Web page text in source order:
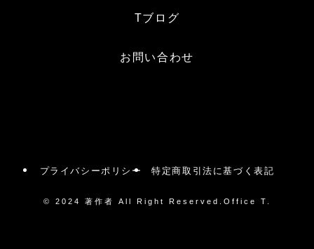
Tブログ
お問い合わせ
プライバシーポリシー 特定商取引法に基づく表記
© 2024 著作者 All Right Reserved.Office T.